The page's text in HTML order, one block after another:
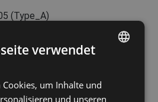
(Type_A)
(3133X)
CZECH
verwendet
um Inhalte und
und unseren